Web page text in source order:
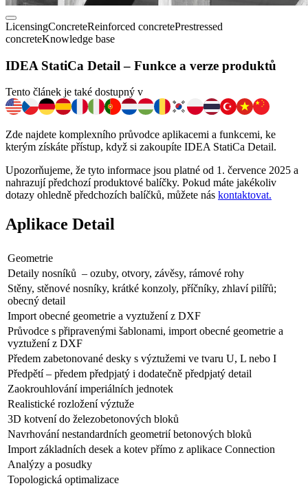
LicensingConcreteReinforced concretePrestressed
concreteKnowledge base
IDEA StatiCa Detail – Funkce a verze produktů
Tento článek je také dostupný v
Zde najdete komplexního průvodce aplikacemi a funkcemi, ke
kterým získáte přístup, když si zakoupíte IDEA StatiCa Detail.
Upozorňujeme, že tyto informace jsou platné od 1. července 2025 a
nahrazují předchozí produktové balíčky. Pokud máte jakékoliv
dotazy ohledně předchozích balíčků, můžete nás kontaktovat.
Aplikace Detail
Geometrie
Detaily nosníků – ozuby, otvory, závěsy, rámové rohy
Stěny, stěnové nosníky, krátké konzoly, příčníky, zhlaví pilířů;
obecný detail
Import obecné geometrie a vyztužení z DXF
Průvodce s připravenými šablonami, import obecné geometrie a
vyztužení z DXF
Předem zabetonované desky s výztužemi ve tvaru U, L nebo I
Předpětí – předem předpjatý i dodatečně předpjatý detail
Zaokrouhlování imperiálních jednotek
Realistické rozložení výztuže
3D kotvení do železobetonových bloků
Navrhování nestandardních geometrií betonových bloků
Import základních desek a kotev přímo z aplikace Connection
Analýzy a posudky
Topologická optimalizace